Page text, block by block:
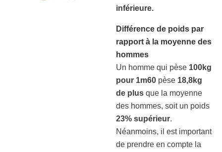
inférieure.
Différence de poids par
rapport à la moyenne des
hommes
Un homme qui pèse 100kg
pour 1m60 pèse 18,8kg
de plus que la moyenne
des hommes, soit un poids
23% supérieur.
Néanmoins, il est important
de prendre en compte la